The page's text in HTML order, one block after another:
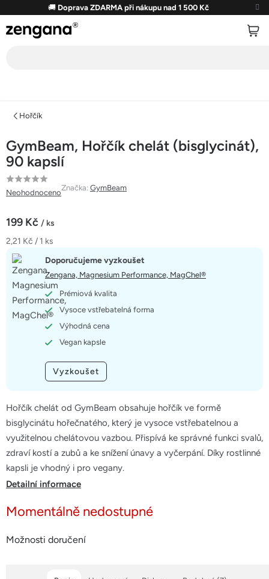
obsah
🚚 Doprava ZDARMA při nákupu nad 1 500 Kč
Hořčík
GymBeam, Hořčík chelát (bisglycinát),
90 kapslí
Průměrné
hodnocení
je
0,0
hvězdiček.
Neohodnoceno
Značka: GymBeam
199 Kč / ks
Měrná
cena:
2,21 Kč / 1 ks
Momentálně nedostupné
Možnosti doručení
Hořčík chelát od GymBeam obsahuje hořčík ve formě
bisglycinátu hořečnatého, který je vysoce vstřebatelnou a
využitelnou chelátovou vazbou. Přispívá ke správné funkci svalů,
zdraví kostí a zubů a ke snížení únavy a vyčerpání. Díky rostlinné
kapsli je vhodný i pro vegany.
Doporučujeme vyzkoušet
Zengana, Magnesium Performance, MagChel®
Prémiová kvalita
Vysoce vstřebatelná forma
Výhodná cena
Vegan kapsle
Vyzkoušet
Detailní informace